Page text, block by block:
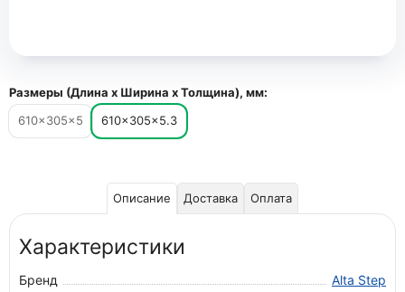
Размеры (Длина х Ширина х Толщина), мм:
610×305×5
610×305×5.3
Описание Доставка Оплата
Характеристики
Бренд
Alta Step